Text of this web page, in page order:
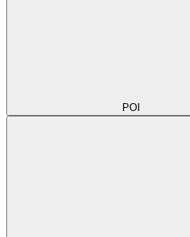
POI